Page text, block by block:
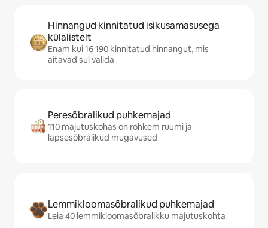
Hinnangud kinnitatud isikusamasusega
külalistelt
Enam kui 16 190 kinnitatud hinnangut, mis
aitavad sul valida
Peresõbralikud puhkemajad
110 majutuskohas on rohkem ruumi ja
lapsesõbralikud mugavused
Lemmikloomasõbralikud puhkemajad
Leia 40 lemmikloomasõbralikku majutuskohta